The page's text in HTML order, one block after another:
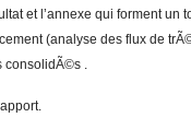
et l’annexe qui forment un
(analyse des flux de
consolidÃ©s .